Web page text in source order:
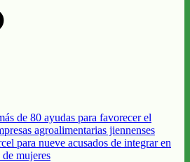
de 80 ayudas para favorecer el
agroalimentarias jiennenses
para nueve acusados de integrar en
de mujeres